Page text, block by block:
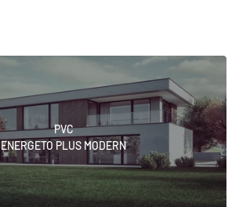
PVC
ENERGETO PLUS MODERN